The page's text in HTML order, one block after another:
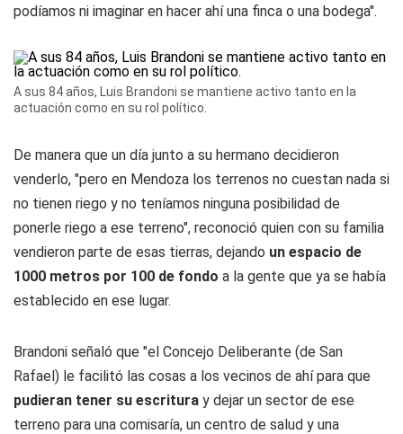
podíamos ni imaginar en hacer ahí una finca o una bodega".
A sus 84 años, Luis Brandoni se mantiene activo tanto en la
actuación como en su rol político.
De manera que un día junto a su hermano decidieron
venderlo, "pero en Mendoza los terrenos no cuestan nada si
no tienen riego y no teníamos ninguna posibilidad de
ponerle riego a ese terreno", reconoció quien con su familia
vendieron parte de esas tierras, dejando un espacio de
1000 metros por 100 de fondo a la gente que ya se había
establecido en ese lugar.
Brandoni señaló que "el Concejo Deliberante (de San
Rafael) le facilitó las cosas a los vecinos de ahí para que
pudieran tener su escritura y dejar un sector de ese
terreno para una comisaría, un centro de salud y una